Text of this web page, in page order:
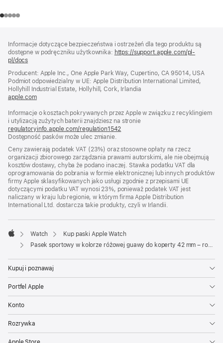
Informacje dotyczące bezpieczeństwa i ostrzeżeń dla tego produktu są
dostępne w podręczniku użytkownika: https://support.apple.com/pl-
pl/docs
w nowym
oknie)
Producent: Apple Inc., One Apple Park Way, Cupertino, CA 95014, USA
Podmiot odpowiedzialny w UE: Apple Distribution International Limited,
Hollyhill Industrial Estate, Hollyhill, Cork, Irlandia
apple.com(otwiera
w nowym
oknie)
Informacje o kosztach pokrywanych przez Apple w związku z recyklingiem
i utylizacją zużytych baterii znajdziesz na stronie
regulatoryinfo.apple.com/regulation1542
oknie)
Dostępność pasków może ulec zmianie.
Ceny zawierają podatek VAT (23%) oraz stosowne opłaty na rzecz
organizacji zbiorowego zarządzania prawami autorskimi, ale nie obejmują
kosztów dostawy, chyba że podano inaczej. Stawka podatku VAT dla
oprogramowania do pobrania w formie elektronicznej lub innych produktów
firmy Apple sklasyfikowanych jako usługi zgodnie z przepisami UE
dotyczącymi podatku VAT wynosi 23%, ponieważ podatek VAT jest
naliczany w kraju lub regionie, w którym firma Apple Distribution
International Ltd. dostarcza takie produkty, czyli w Irlandii.
Apple
Watch
Kup paski Apple Watch
Pasek sportowy w kolorze różowej guawy do koperty 42 mm – rozmiar S/M
Kupuj i poznawaj
Portfel Apple
Konto
Rozrywka